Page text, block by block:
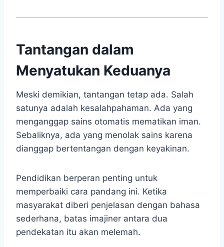
Tantangan dalam
Menyatukan Keduanya
Meski demikian, tantangan tetap ada. Salah
satunya adalah kesalahpahaman. Ada yang
menganggap sains otomatis mematikan iman.
Sebaliknya, ada yang menolak sains karena
dianggap bertentangan dengan keyakinan.
Pendidikan berperan penting untuk
memperbaiki cara pandang ini. Ketika
masyarakat diberi penjelasan dengan bahasa
sederhana, batas imajiner antara dua
pendekatan itu akan melemah.